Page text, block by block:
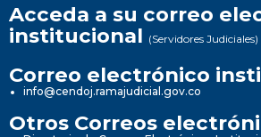
Acceda a su correo
institucional (Servidores Judiciales)
Correo electrónico
info@cendoj.ramajudicial.gov.co
Otros Correos